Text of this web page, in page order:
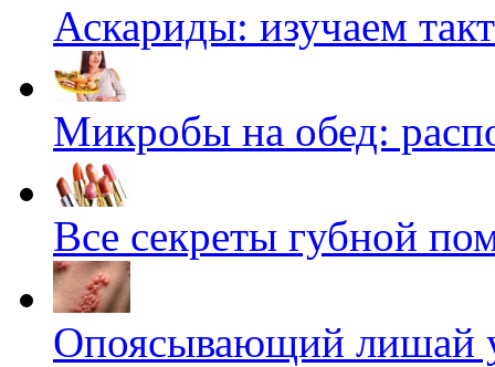
Аскариды: изучаем
Микробы на обед:
Все секреты губной
Опоясывающий лишай